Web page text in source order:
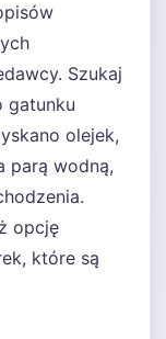
Szukaj
gatunku
olejek,
parą wodną,
opcję
które są